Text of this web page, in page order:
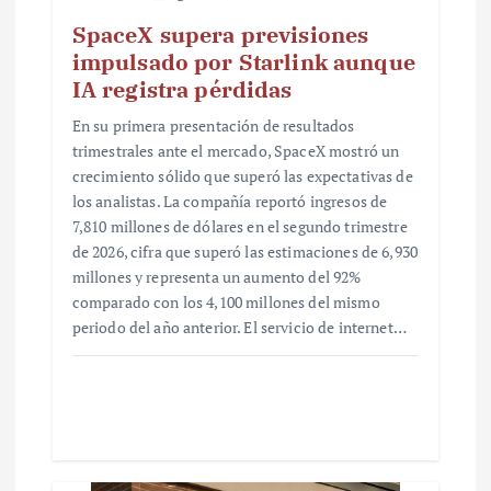
SpaceX supera previsiones
impulsado por Starlink aunque
IA registra pérdidas
En su primera presentación de resultados
trimestrales ante el mercado, SpaceX mostró un
crecimiento sólido que superó las expectativas de
los analistas. La compañía reportó ingresos de
7,810 millones de dólares en el segundo trimestre
de 2026, cifra que superó las estimaciones de 6,930
millones y representa un aumento del 92%
comparado con los 4,100 millones del mismo
periodo del año anterior. El servicio de internet…